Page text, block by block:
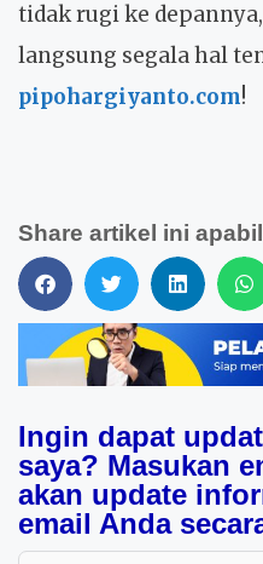
tidak rugi ke
langsung segala hal
pipohargiyanto.com!
Share artikel ini
Ingin dapat
saya? Masukan
akan update
email Anda